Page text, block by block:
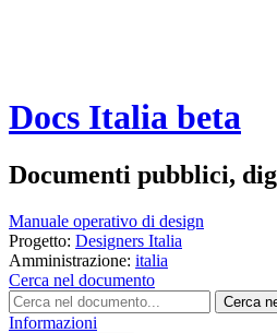
Docs Italia beta
Documenti pubblici,
Manuale operativo di design
Progetto: Designers Italia
Amministrazione: italia
Cerca nel documento
Cerca
Informazioni